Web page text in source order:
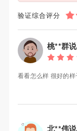
验证综合评分
桃**群说
看看怎么样 很好的样
北**伟说